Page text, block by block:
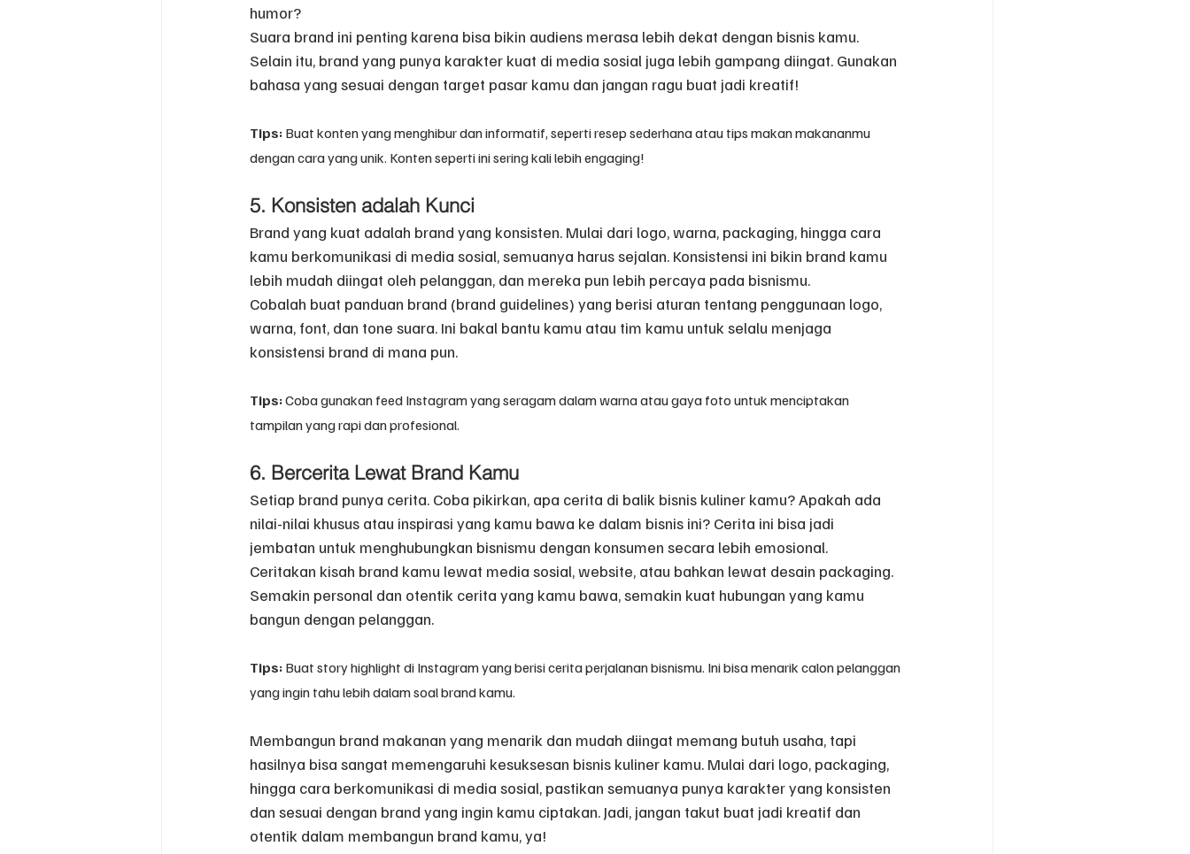
humor?
Suara brand ini penting karena bisa bikin audiens merasa lebih dekat dengan bisnis kamu.
Selain itu, brand yang punya karakter kuat di media sosial juga lebih gampang diingat. Gunakan
bahasa yang sesuai dengan target pasar kamu dan jangan ragu buat jadi kreatif!
Tips: Buat konten yang menghibur dan informatif, seperti resep sederhana atau tips makan makananmu
dengan cara yang unik. Konten seperti ini sering kali lebih engaging!
5. Konsisten adalah Kunci
Brand yang kuat adalah brand yang konsisten. Mulai dari logo, warna, packaging, hingga cara
kamu berkomunikasi di media sosial, semuanya harus sejalan. Konsistensi ini bikin brand kamu
lebih mudah diingat oleh pelanggan, dan mereka pun lebih percaya pada bisnismu.
Cobalah buat panduan brand (brand guidelines) yang berisi aturan tentang penggunaan logo,
warna, font, dan tone suara. Ini bakal bantu kamu atau tim kamu untuk selalu menjaga
konsistensi brand di mana pun.
Tips: Coba gunakan feed Instagram yang seragam dalam warna atau gaya foto untuk menciptakan
tampilan yang rapi dan profesional.
6. Bercerita Lewat Brand Kamu
Setiap brand punya cerita. Coba pikirkan, apa cerita di balik bisnis kuliner kamu? Apakah ada
nilai-nilai khusus atau inspirasi yang kamu bawa ke dalam bisnis ini? Cerita ini bisa jadi
jembatan untuk menghubungkan bisnismu dengan konsumen secara lebih emosional.
Ceritakan kisah brand kamu lewat media sosial, website, atau bahkan lewat desain packaging.
Semakin personal dan otentik cerita yang kamu bawa, semakin kuat hubungan yang kamu
bangun dengan pelanggan.
Tips: Buat story highlight di Instagram yang berisi cerita perjalanan bisnismu. Ini bisa menarik calon pelanggan
yang ingin tahu lebih dalam soal brand kamu.
Membangun brand makanan yang menarik dan mudah diingat memang butuh usaha, tapi
hasilnya bisa sangat memengaruhi kesuksesan bisnis kuliner kamu. Mulai dari logo, packaging,
hingga cara berkomunikasi di media sosial, pastikan semuanya punya karakter yang konsisten
dan sesuai dengan brand yang ingin kamu ciptakan. Jadi, jangan takut buat jadi kreatif dan
otentik dalam membangun brand kamu, ya!